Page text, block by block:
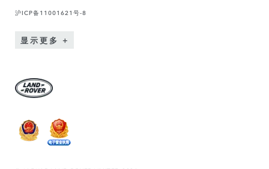
沪ICP备11001621号-8
显示更多